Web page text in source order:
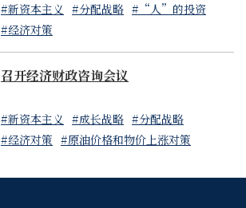
#新资本主义 #分配战略 #“人”的投资
#经济对策
召开经济财政咨询会议
#新资本主义 #成长战略 #分配战略
#经济对策 #原油价格和物价上涨对策